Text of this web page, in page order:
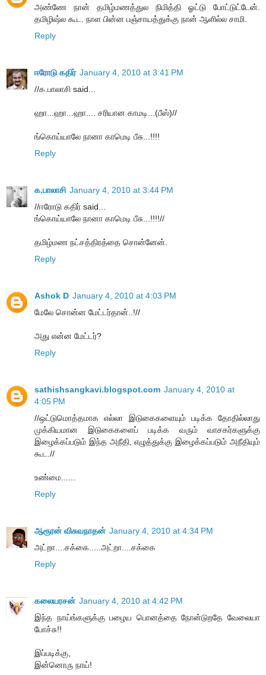
அண்ணே நான் தமிழ்மணத்துல நிமித்தி ஓட்டு போட்டுட்டேன்.
தமிழிஷ்ல கூட. நாள பின்ன பஞ்சாயத்துக்கு நான் ஆளில்ல சாமி.
Reply
ஈரோடு கதிர் January 4, 2010 at 3:41 PM
//க.பாலாசி said...
ஹா...ஹா...ஹா.... சரியான காமடி...(பீஸ்)//
ங்கொய்யாலே நானா காமெடி பீசு...!!!!
Reply
க.பாலாசி January 4, 2010 at 3:44 PM
//ஈரோடு கதிர் said...
ங்கொய்யாலே நானா காமெடி பீசு...!!!!//
தமிழ்மண நட்சத்திரத்தை சொன்னேன்.
Reply
Ashok D January 4, 2010 at 4:03 PM
மேலே சொன்ன மேட்டர்தான்..!//
அது என்ன மேட்டர்?
Reply
sathishsangkavi.blogspot.com January 4, 2010 at
4:05 PM
//ஒட்டுமொத்தமாக எல்லா இடுகைகளையும் படிக்க தோதில்லாது
முக்கியமான இடுகைகளைப் படிக்க வரும் வாசகர்களுக்கு
இழைக்கப்படும் இந்த அநீதி, எழுத்துக்கு இழைக்கப்படும் அநீதியும்
கூட.//
உண்மை......
Reply
ஆரூரன் விசுவநாதன் January 4, 2010 at 4:34 PM
அட்றா....சக்கை.....அட்றா....சக்கை
Reply
கலையரசன் January 4, 2010 at 4:42 PM
இந்த நாய்ங்களுக்கு பழைய பொனத்தை நோன்டுறதே வேலையா
போச்சு!!
இப்படிக்கு,
இன்னொரு நாய்!